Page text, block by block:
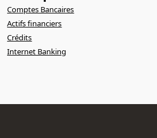
Comptes Bancaires
Actifs financiers
Crédits
Internet Banking